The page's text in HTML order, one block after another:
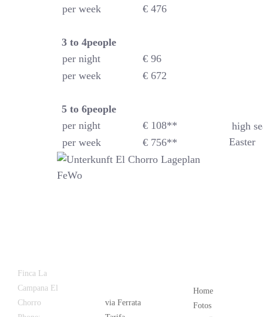
per week
€ 476
3 to 4people
per night
€ 96
per week
€ 672
5 to 6people
per night
€ 108**
high
Easter
per week € 756**
Finca La
Campana El
Chorro
via Ferrata
Home
Fotos